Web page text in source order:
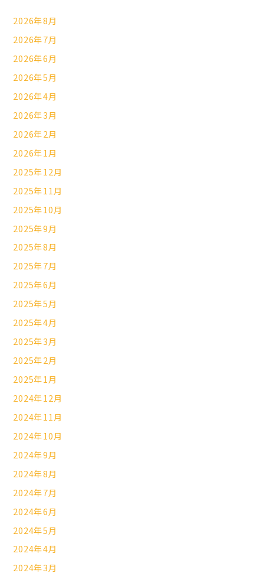
2026年8月
2026年7月
2026年6月
2026年5月
2026年4月
2026年3月
2026年2月
2026年1月
2025年12月
2025年11月
2025年10月
2025年9月
2025年8月
2025年7月
2025年6月
2025年5月
2025年4月
2025年3月
2025年2月
2025年1月
2024年12月
2024年11月
2024年10月
2024年9月
2024年8月
2024年7月
2024年6月
2024年5月
2024年4月
2024年3月